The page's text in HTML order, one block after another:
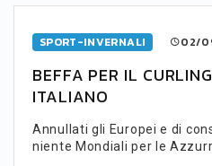
SPORT-INVERNALI 02/
BEFFA PER IL
ITALIANO
Annullati gli Europei e di
niente Mondiali per le